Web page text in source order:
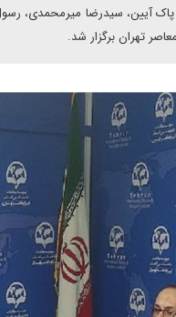
تهران برگزار شد.